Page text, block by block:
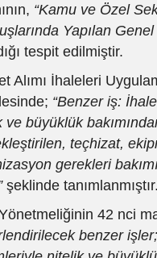
“Kamu ve Özel
Yapılan
tespit edilmiştir.
Alımı İhaleleri
“Benzer iş:
ve büyüklük
teçhizat,
gerekleri
şeklinde
42 nci
benzer